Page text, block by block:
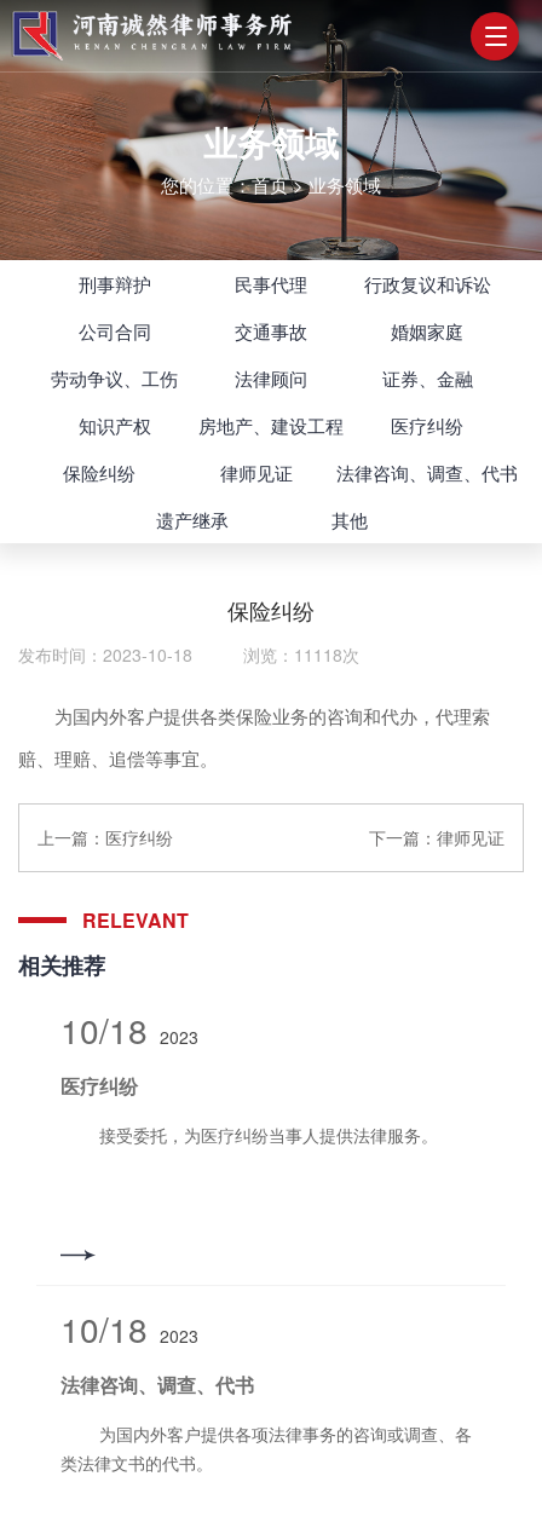
业务领域
您的位置：首页>业务领域
刑事辩护 民事代理
行政复议和诉讼
公司合同
交通事故
婚姻家庭
劳动争议、工伤
法律顾问
证券、金融
知识产权
房地产、建设工程
医疗纠纷
保险纠纷
律师见证
法律咨询、调查、代书
遗产继承
其他
保险纠纷
发布时间：2023-10-18 浏览：11118次
为国内外客户提供各类保险业务的咨询和代办，代理索
赔、理赔、追偿等事宜。
上一篇： 医疗纠纷 下一篇： 律师见证
RELEVANT
相关推荐
10/18 2023
医疗纠纷
接受委托，为医疗纠纷当事人提供法律服务。
10/18 2023
法律咨询、调查、代书
类法律文书的代书。